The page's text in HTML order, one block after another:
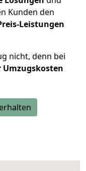
Kunden den
Leistungen
nicht, denn bei
Umzugskosten